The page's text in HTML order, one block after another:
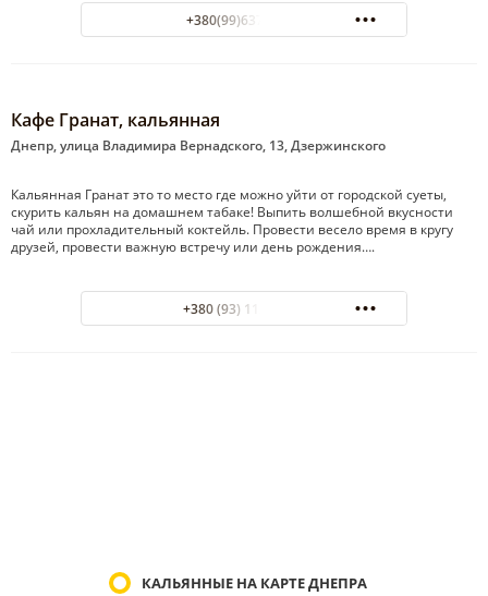
+380(99)637-17-17
Кафе Гранат, кальянная
Днепр, улица Владимира Вернадского, 13, Дзержинского
Кальянная Гранат это то место где можно уйти от городской суеты,
скурить кальян на домашнем табаке! Выпить волшебной вкусности
чай или прохладительный коктейль. Провести весело время в кругу
друзей, провести важную встречу или день рождения….
+380 (93) 112-23-70
КАЛЬЯННЫЕ НА КАРТЕ ДНЕПРА